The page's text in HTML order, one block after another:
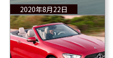
2020年8月22日